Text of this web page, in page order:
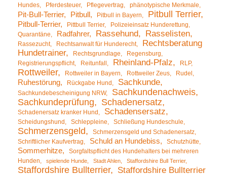
Hundes
Pferdesteuer Pflegevertrag phänotypische Merkmale
Pit-Bull-Terrier Pitbull Pitbull in Bayern Pitbull Terrier
Pitbull-Terrier Pittbull Terrier
Polizeieinsatz Hunderettung
Quarantäne
Radfahrer Rassehund Rasselisten
Rassezucht Rechtsanwalt für Hunderecht
Rechtsberatung
Hundetrainer
Rechtsgrundlage
Regensburg
Registrierungspflicht
Reitunfall Rheinland-Pfalz RLP
Rottweiler Rottweiler in Bayern Rottweiler Zeus Rudel
Ruhestörung Rückgabe Hund Sachkunde
Sachkundebescheinigung NRW
Sachkundenachweis
Sachkundeprüfung
Schadenersatz
Schadenersatz kranker Hund Schadensersatz
Scheidungshund Schleppleine Schließung Hundeschule
Schmerzensgeld
Schmerzensgeld und Schadenersatz
Schriftlicher Kaufvertrag
Schuld an Hundebiss Schutzhütte
Sommerhitze
Sorgfaltspflicht des Hundehalters bei mehreren
Hunden
spielende Hunde Stadt Ahlen Staffordshire Bull Terrier
Staffordshire Bullterrier Staffordshire Bullterrier